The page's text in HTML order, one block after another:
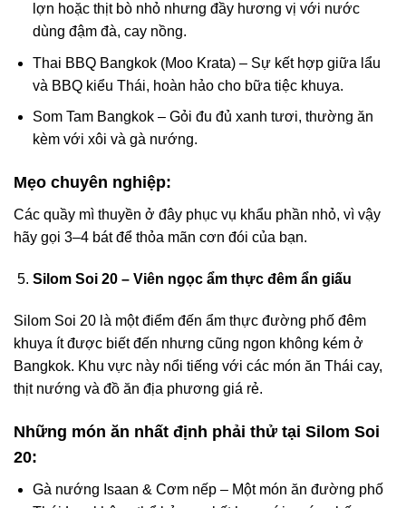
lợn hoặc thịt bò nhỏ nhưng đầy hương vị với nước
dùng đậm đà, cay nồng.
Thai BBQ Bangkok (Moo Krata) – Sự kết hợp giữa lẩu
và BBQ kiểu Thái, hoàn hảo cho bữa tiệc khuya.
Som Tam Bangkok – Gỏi đu đủ xanh tươi, thường ăn
kèm với xôi và gà nướng.
Mẹo chuyên nghiệp:
Các quầy mì thuyền ở đây phục vụ khẩu phần nhỏ, vì vậy
hãy gọi 3–4 bát để thỏa mãn cơn đói của bạn.
Silom Soi 20 – Viên ngọc ẩm thực đêm ẩn giấu
Silom Soi 20 là một điểm đến ẩm thực đường phố đêm
khuya ít được biết đến nhưng cũng ngon không kém ở
Bangkok. Khu vực này nổi tiếng với các món ăn Thái cay,
thịt nướng và đồ ăn địa phương giá rẻ.
Những món ăn nhất định phải thử tại Silom Soi
20:
Gà nướng Isaan & Cơm nếp – Một món ăn đường phố